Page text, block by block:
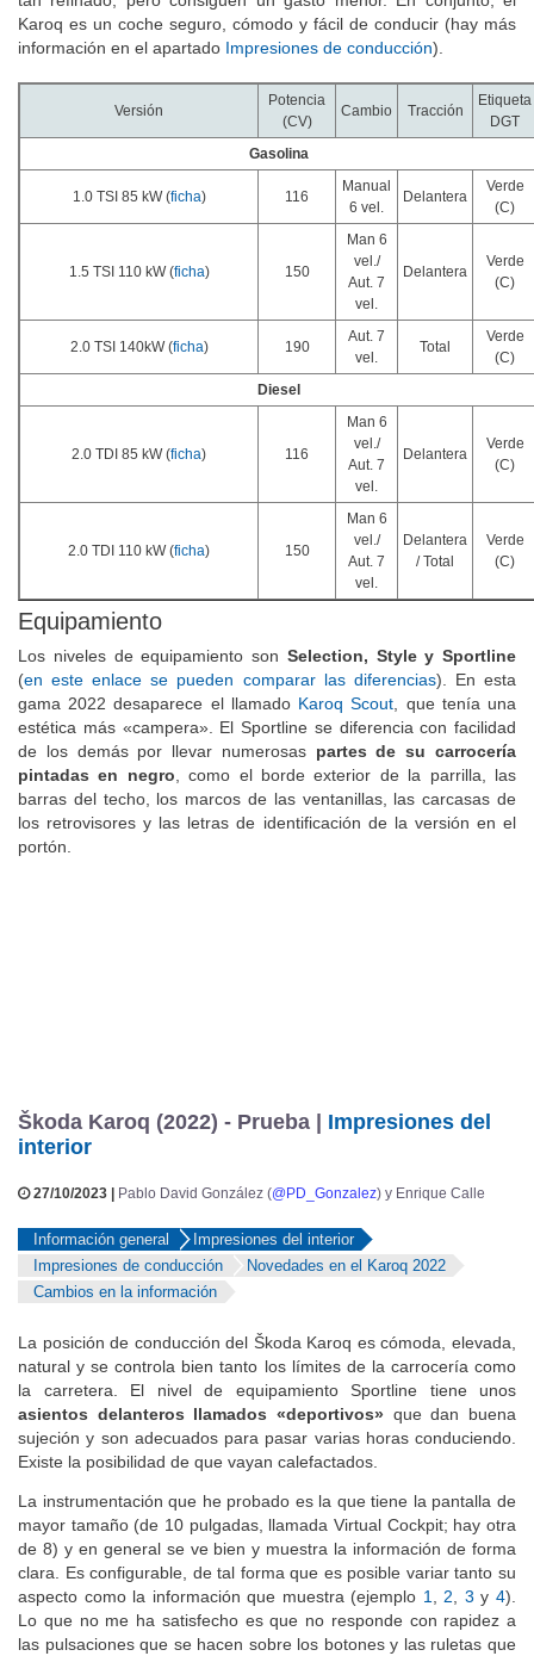
Karoq es un coche seguro, cómodo y fácil de conducir (hay más
información en el apartado Impresiones de conducción).
Versión
Potencia
(CV)
Cambio Tracción
Etiqueta
DGT
Gasolina
1.0 TSI 85 kW (ficha) 116
Manual
6 vel.
Delantera
Verde
(C)
1.5 TSI 110 kW (ficha) 150
Man 6
vel./
Aut. 7
vel.
Delantera
Verde
(C)
2.0 TSI 140kW (ficha) 190
Aut. 7
vel.
Total
Verde
(C)
Diesel
2.0 TDI 85 kW (ficha) 116
Man 6
vel./
Aut. 7
vel.
Delantera
Verde
(C)
2.0 TDI 110 kW (ficha) 150
Man 6
vel./
Aut. 7
vel.
Delantera
/ Total
Verde
(C)
Equipamiento
Los niveles de equipamiento son Selection, Style y Sportline
(en este enlace se pueden comparar las diferencias). En esta
gama 2022 desaparece el llamado Karoq Scout , que tenía una
estética más «campera». El Sportline se diferencia con facilidad
de los demás por llevar numerosas partes de su carrocería
pintadas en negro , como el borde exterior de la parrilla, las
barras del techo, los marcos de las ventanillas, las carcasas de
los retrovisores y las letras de identificación de la versión en el
portón.
Škoda Karoq (2022) - Prueba | Impresiones del
interior
27/10/2023 | Pablo David González (@PD_Gonzalez) y Enrique Calle
Información general
Impresiones del interior
Impresiones de conducción
Novedades en el Karoq 2022
Cambios en la información
La posición de conducción del Škoda Karoq es cómoda, elevada,
natural y se controla bien tanto los límites de la carrocería como
la carretera. El nivel de equipamiento Sportline tiene unos
asientos delanteros llamados «deportivos» que dan buena
sujeción y son adecuados para pasar varias horas conduciendo.
Existe la posibilidad de que vayan calefactados.
La instrumentación que he probado es la que tiene la pantalla de
mayor tamaño (de 10 pulgadas, llamada Virtual Cockpit; hay otra
de 8) y en general se ve bien y muestra la información de forma
clara. Es configurable, de tal forma que es posible variar tanto su
aspecto como la información que muestra (ejemplo 1 2 3 y4).
Lo que no me ha satisfecho es que no responde con rapidez a
las pulsaciones que se hacen sobre los botones y las ruletas que